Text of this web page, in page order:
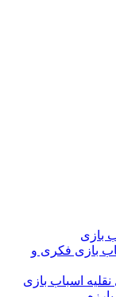
بازی
بازی فکری و
اسباب بازی